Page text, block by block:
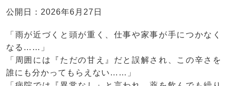
公開日：2026年6月27日
「雨が近づくと頭が重く、仕事や家事が手につかなく
なる……」
「周囲には『ただの甘え』だと誤解され、この辛さを
誰にも分かってもらえない……」